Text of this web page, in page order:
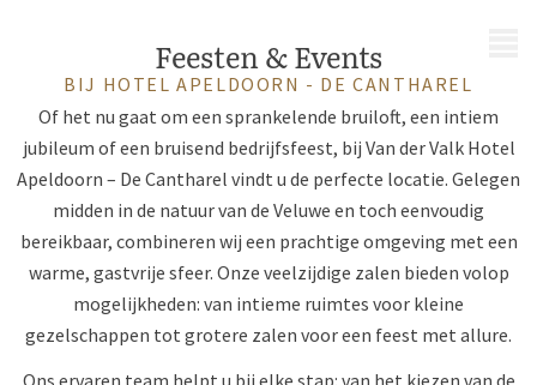
Feesten & Events
BIJ HOTEL APELDOORN - DE CANTHAREL
Of het nu gaat om een sprankelende bruiloft, een intiem
jubileum of een bruisend bedrijfsfeest, bij Van der Valk Hotel
Apeldoorn – De Cantharel vindt u de perfecte locatie. Gelegen
midden in de natuur van de Veluwe en toch eenvoudig
bereikbaar, combineren wij een prachtige omgeving met een
warme, gastvrije sfeer. Onze veelzijdige zalen bieden volop
mogelijkheden: van intieme ruimtes voor kleine
gezelschappen tot grotere zalen voor een feest met allure.
Ons ervaren team helpt u bij elke stap: van het kiezen van de